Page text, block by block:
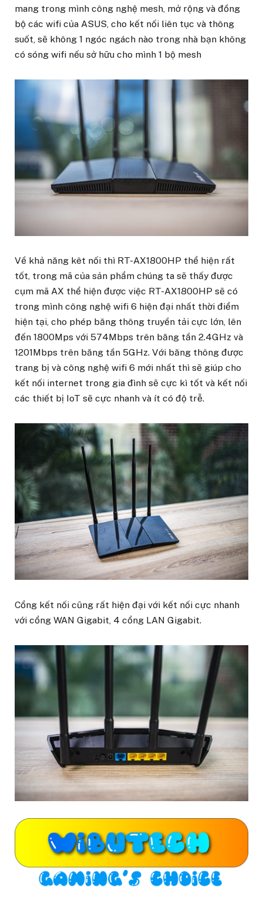
mang trong mình công nghệ mesh, mở rộng và đồng
bộ các wifi của ASUS, cho kết nối liên tục và thông
suốt, sẽ không 1 ngóc ngách nào trong nhà bạn không
có sóng wifi nếu sở hữu cho mình 1 bộ mesh
Về khả năng kêt nối thì RT-AX1800HP thể hiện rất
tốt, trong mã của sản phẩm chúng ta sẽ thấy được
cụm mã AX thể hiện được việc RT-AX1800HP sẽ có
trong mình công nghệ wifi 6 hiện đại nhất thời điểm
hiện tại, cho phép băng thông truyền tải cực lớn, lên
đến 1800Mps với 574Mbps trên băng tần 2.4GHz và
1201Mbps trên băng tần 5GHz. Với băng thông được
trang bị và công nghệ wifi 6 mới nhất thì sẽ giúp cho
kết nối internet trong gia đình sẽ cực kì tốt và kết nối
các thiết bị IoT sẽ cực nhanh và ít có độ trễ.
Cổng kết nối cũng rất hiện đại với kết nối cực nhanh
với cổng WAN Gigabit, 4 cổng LAN Gigabit.